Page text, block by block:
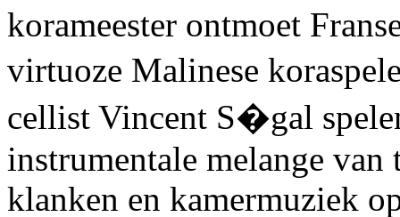
korameester ontmoet
virtuoze Malinese
cellist Vincent S�gal
instrumentale melange
klanken en kamermuziek